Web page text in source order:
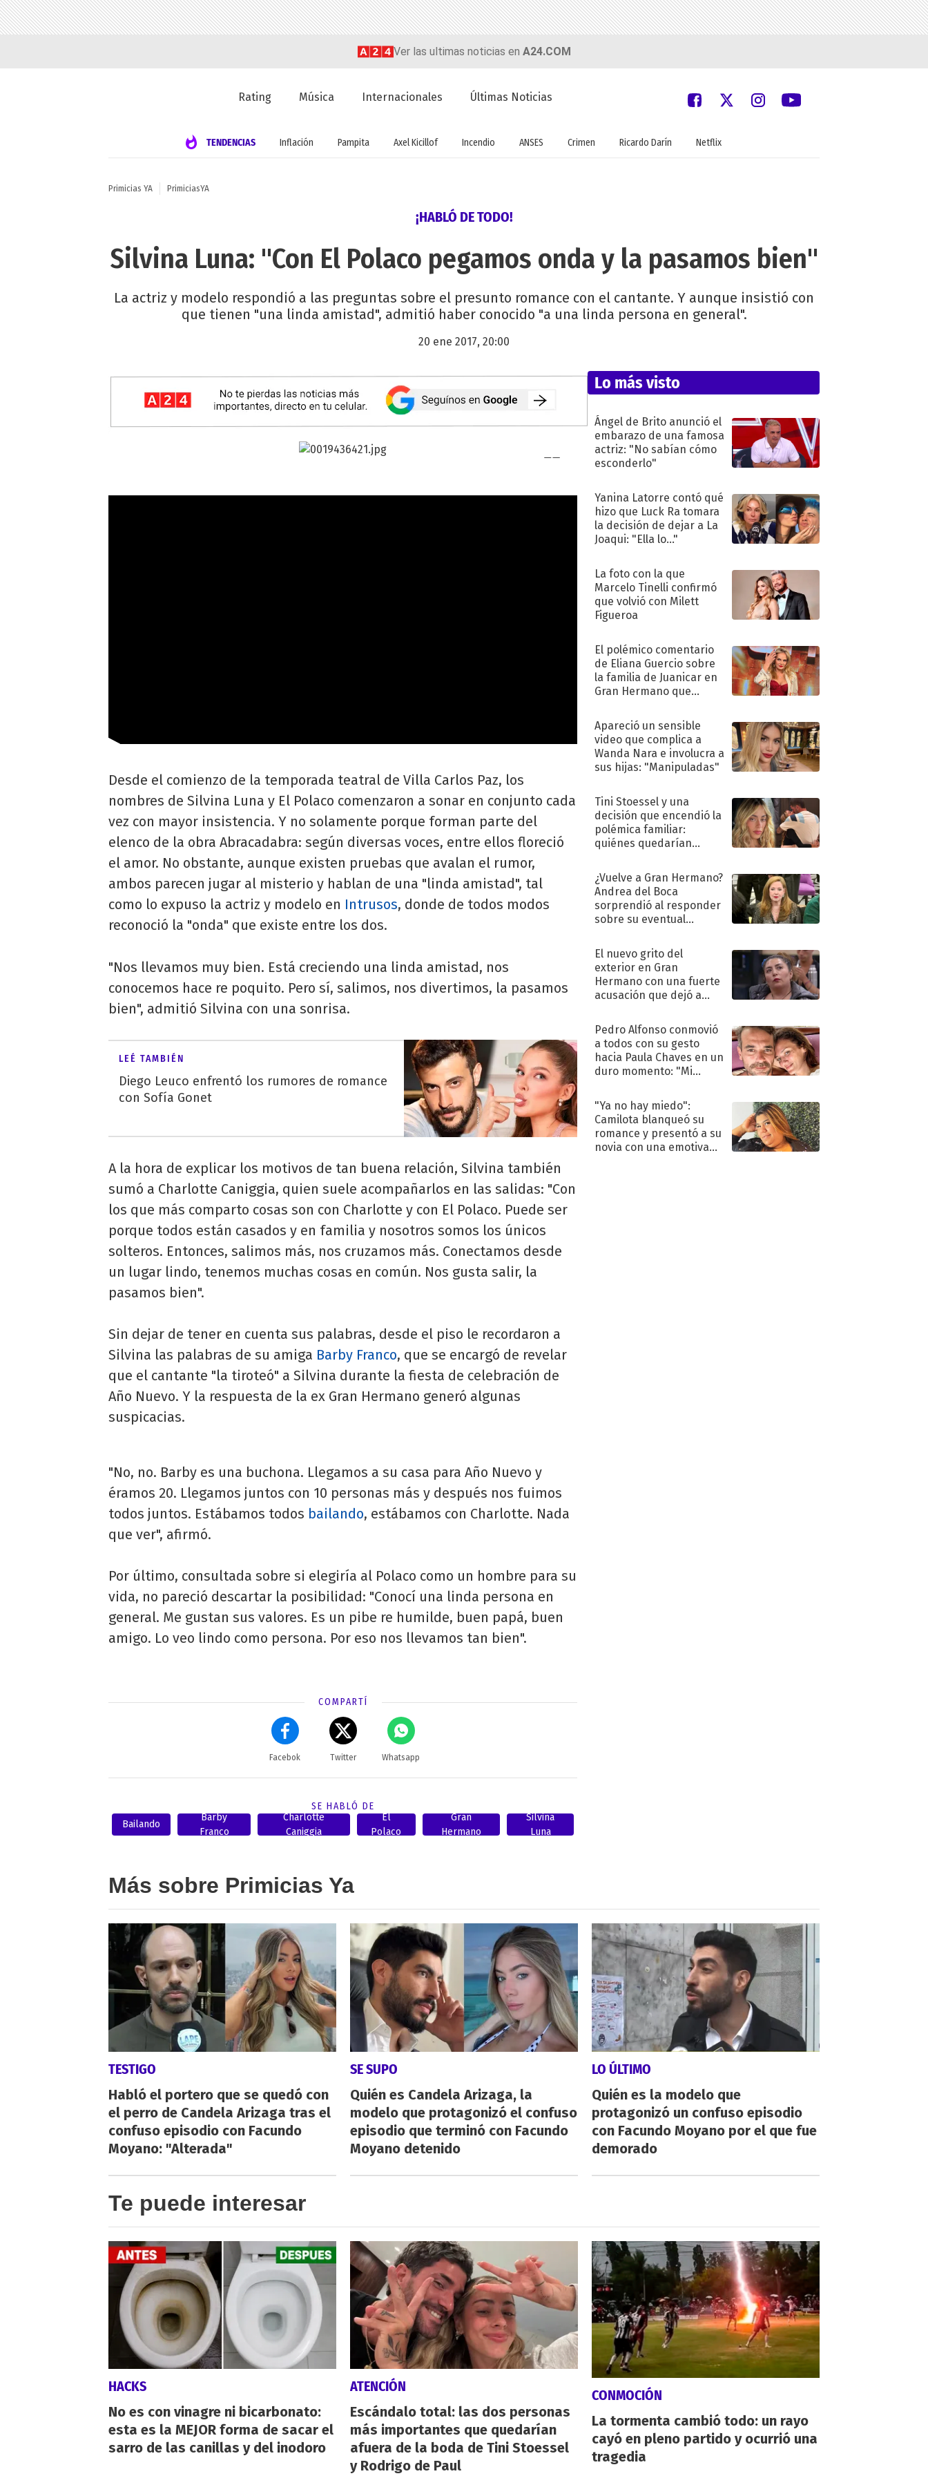
Ver las ultimas noticias en A24.COM
Rating Música Internacionales Últimas Noticias
TENDENCIAS Inflación Pampita Axel Kicillof Incendio ANSES Crimen Ricardo Darín Netflix
Primicias YA PrimiciasYA
¡HABLÓ DE TODO!
Silvina Luna: "Con El Polaco pegamos onda y la pasamos bien"
La actriz y modelo respondió a las preguntas sobre el presunto romance con el cantante. Y aunque insistió con
que tienen "una linda amistad", admitió haber conocido "a una linda persona en general".
20 ene 2017, 20:00
Desde el comienzo de la temporada teatral de Villa Carlos Paz, los
nombres de Silvina Luna y El Polaco comenzaron a sonar en conjunto cada
vez con mayor insistencia. Y no solamente porque forman parte del
elenco de la obra Abracadabra: según diversas voces, entre ellos floreció
el amor. No obstante, aunque existen pruebas que avalan el rumor,
ambos parecen jugar al misterio y hablan de una "linda amistad", tal
como lo expuso la actriz y modelo en Intrusos, donde de todos modos
reconoció la "onda" que existe entre los dos.
"Nos llevamos muy bien. Está creciendo una linda amistad, nos
conocemos hace re poquito. Pero sí, salimos, nos divertimos, la pasamos
bien", admitió Silvina con una sonrisa.
LEÉ TAMBIÉN
Diego Leuco enfrentó los rumores de romance
con Sofía Gonet
A la hora de explicar los motivos de tan buena relación, Silvina también
sumó a Charlotte Caniggia, quien suele acompañarlos en las salidas: "Con
los que más comparto cosas son con Charlotte y con El Polaco. Puede ser
porque todos están casados y en familia y nosotros somos los únicos
solteros. Entonces, salimos más, nos cruzamos más. Conectamos desde
un lugar lindo, tenemos muchas cosas en común. Nos gusta salir, la
pasamos bien".
Sin dejar de tener en cuenta sus palabras, desde el piso le recordaron a
Silvina las palabras de su amiga Barby Franco, que se encargó de revelar
que el cantante "la tiroteó" a Silvina durante la fiesta de celebración de
Año Nuevo. Y la respuesta de la ex Gran Hermano generó algunas
suspicacias.
"No, no. Barby es una buchona. Llegamos a su casa para Año Nuevo y
éramos 20. Llegamos juntos con 10 personas más y después nos fuimos
todos juntos. Estábamos todos bailando, estábamos con Charlotte. Nada
que ver", afirmó.
Por último, consultada sobre si elegiría al Polaco como un hombre para su
vida, no pareció descartar la posibilidad: "Conocí una linda persona en
general. Me gustan sus valores. Es un pibe re humilde, buen papá, buen
amigo. Lo veo lindo como persona. Por eso nos llevamos tan bien".
COMPARTÍ
Facebok Twitter Whatsapp
SE HABLÓ DE
Bailando
Barby
Franco
Charlotte
Caniggia
El
Polaco
Gran
Hermano
Silvina
Luna
Lo más visto
Ángel de Brito anunció el
embarazo de una famosa
actriz: "No sabían cómo
esconderlo"
Yanina Latorre contó qué
hizo que Luck Ra tomara
la decisión de dejar a La
Joaqui: "Ella lo..."
La foto con la que
Marcelo Tinelli confirmó
que volvió con Milett
Figueroa
El polémico comentario
de Eliana Guercio sobre
la familia de Juanicar en
Gran Hermano que
Apareció un sensible
video que complica a
Wanda Nara e involucra a
sus hijas: "Manipuladas"
Tini Stoessel y una
decisión que encendió la
polémica familiar:
quiénes quedarían
¿Vuelve a Gran Hermano?
Andrea del Boca
sorprendió al responder
sobre su eventual
El nuevo grito del
exterior en Gran
Hermano con una fuerte
acusación que dejó a
"Traidora"
Pedro Alfonso conmovió
a todos con su gesto
hacia Paula Chaves en un
duro momento: "Mi
terapéutico"
"Ya no hay miedo":
Camilota blanqueó su
romance y presentó a su
novia con una emotiva
Más sobre Primicias Ya
TESTIGO
Habló el portero que se quedó con
el perro de Candela Arizaga tras el
confuso episodio con Facundo
Moyano: "Alterada"
SE SUPO
Quién es Candela Arizaga, la
modelo que protagonizó el confuso
episodio que terminó con Facundo
Moyano detenido
LO ÚLTIMO
Quién es la modelo que
protagonizó un confuso episodio
con Facundo Moyano por el que fue
demorado
Te puede interesar
HACKS
No es con vinagre ni bicarbonato:
esta es la MEJOR forma de sacar el
sarro de las canillas y del inodoro
ATENCIÓN
Escándalo total: las dos personas
más importantes que quedarían
afuera de la boda de Tini Stoessel
y Rodrigo de Paul
CONMOCIÓN
La tormenta cambió todo: un rayo
cayó en pleno partido y ocurrió una
tragedia